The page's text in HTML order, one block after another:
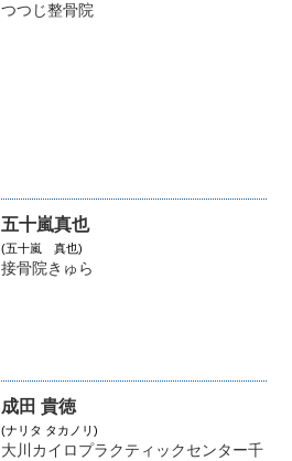
つつじ整骨院
五十嵐真也
(五十嵐 真也)
接骨院きゅら
成田 貴徳
(ナリタ タカノリ)
大川カイロプラクティックセンター千